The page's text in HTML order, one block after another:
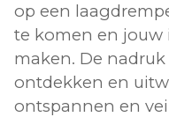
op een
te komen en jouw
maken. De
ontdekken en
ontspannen en